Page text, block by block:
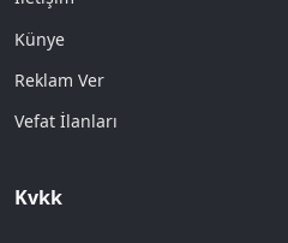
Künye
Reklam Ver
Vefat İlanları
Kvkk